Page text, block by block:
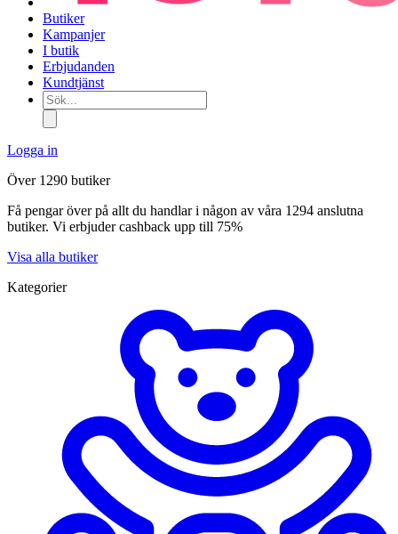
Butiker
Kampanjer
I butik
Erbjudanden
Kundtjänst
Sök...
Logga in
Över 1290 butiker
Få pengar över på allt du handlar i någon av våra 1294 anslutna
butiker. Vi erbjuder cashback upp till 75%
Visa alla butiker
Kategorier